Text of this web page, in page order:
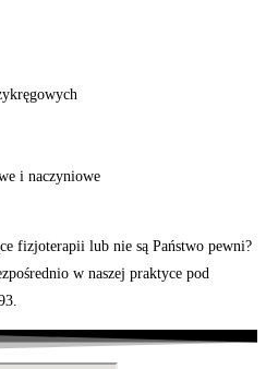
i naczyniowe
fizjoterapii lub nie są Państwo pewni?
w naszej praktyce pod